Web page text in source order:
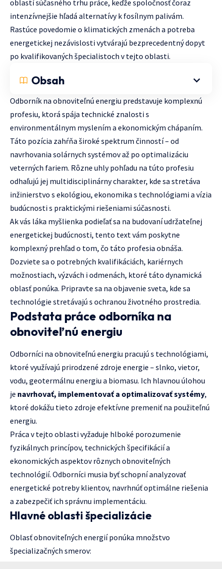
oblastí súčasného trhu práce, keďže spoločnosť čoraz
intenzívnejšie hľadá alternatívy k fosílnym palivám.
Rastúce povedomie o klimatických zmenách a potreba
energetickej nezávislosti vytvárajú bezprecedentný dopyt
po kvalifikovaných špecialistoch v tejto oblasti.
Obsah
Odborník na obnoviteľnú energiu predstavuje komplexnú
profesiu, ktorá spája technické znalosti s
environmentálnym myslením a ekonomickým chápaním.
Táto pozícia zahŕňa široké spektrum činností – od
navrhovania solárnych systémov až po optimalizáciu
veterných fariem. Rôzne uhly pohľadu na túto profesiu
odhaľujú jej multidisciplinárny charakter, kde sa stretáva
inžinierstvo s ekológiou, ekonomika s technológiami a vízia
budúcnosti s praktickými riešeniami súčasnosti.
Ak vás láka myšlienka podieľať sa na budovaní udržateľnej
energetickej budúcnosti, tento text vám poskytne
komplexný prehľad o tom, čo táto profesia obnáša.
Dozviete sa o potrebných kvalifikáciách, kariérnych
možnostiach, výzvách i odmenách, ktoré táto dynamická
oblasť ponúka. Pripravte sa na objavenie sveta, kde sa
technológie stretávajú s ochranou životného prostredia.
Podstata práce odborníka na
obnoviteľnú energiu
Odborníci na obnoviteľnú energiu pracujú s technológiami,
ktoré využívajú prirodzené zdroje energie – slnko, vietor,
vodu, geotermálnu energiu a biomasu. Ich hlavnou úlohou
je navrhovať, implementovať a optimalizovať systémy,
ktoré dokážu tieto zdroje efektívne premeniť na použiteľnú
energiu.
Práca v tejto oblasti vyžaduje hlboké porozumenie
fyzikálnych princípov, technických špecifikácií a
ekonomických aspektov rôznych obnoviteľných
technológií. Odborníci musia byť schopní analyzovať
energetické potreby klientov, navrhnúť optimálne riešenia
a zabezpečiť ich správnu implementáciu.
Hlavné oblasti špecializácie
Oblasť obnoviteľných energií ponúka množstvo
špecializačných smerov: